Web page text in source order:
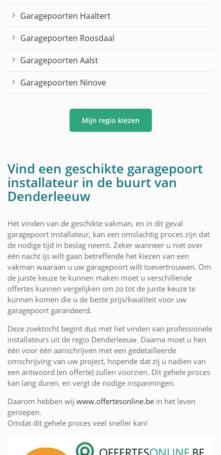
Garagepoorten Haaltert
Garagepoorten Roosdaal
Garagepoorten Aalst
Garagepoorten Ninove
Mijn regio kiezen
Vind een geschikte garagepoort
installateur in de buurt van
Denderleeuw
Het vinden van de geschikte vakman, en in dit geval
garagepoort installateur, kan een omslachtig proces zijn dat
de nodige tijd in beslag neemt. Zeker wanneer u niet over
één nacht ijs wilt gaan betreffende het kiezen van een
vakman waaraan u uw garagepoort wilt toevertrouwen. Om
de juiste keuze te kunnen maken moet u verschillende
offertes kunnen vergelijken om zo tot de juiste keuze te
kunnen komen die u de beste prijs/kwaliteit voor uw
garagepoort garandeerd.
Deze zoektocht begint dus met het vinden van professionele
installateurs uit de regio Denderleeuw. Daarna moet u hen
één voor één aanschrijven met een gedetailleerde
omschrijving van uw project, hopende dat zij u nadien van
een antwoord (en offerte) zullen voorzien. Dit gehele proces
kan lang duren, en vergt de nodige inspanningen.
Daarom hebben wij www.offertesonline.be in het leven
geroepen.
Omdat dit gehele proces veel sneller kan!